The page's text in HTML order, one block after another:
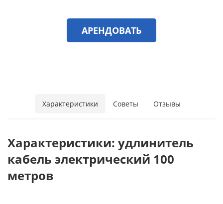
АРЕНДОВАТЬ
Характеристики Советы Отзывы
Характеристики: удлинитель
кабель электрический 100
метров